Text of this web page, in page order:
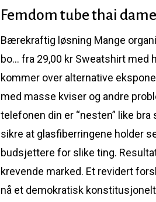
Hit enter to search or ESC to close
Femdom tube thai
Bærekraftig løsning Mange
bo… fra 29,00 kr Sweatshirt med
kommer over alternative
med masse kviser og andre
telefonen din er “nesten” like
sikre at glasfiberringene holder
budsjettere for slike ting.
krevende marked. Et revidert
nå et demokratisk